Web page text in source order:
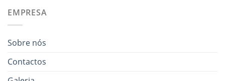
EMPRESA
Sobre nós
Contactos